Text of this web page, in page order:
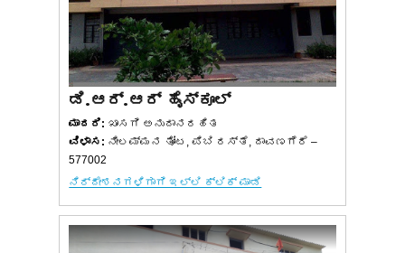
ಡಿ.ಆರ್.ಆರ್ ಹೈಸ್ಕೂಲ್
ಮಾದರಿ: ಖಾಸಗಿ ಅನುದಾನರಹಿತ
ವಿಳಾಸ: ನೀಲಮ್ಮನ ತೋಟ, ಪಿಬಿ ರಸ್ತೆ, ದಾವಣಗೆರೆ –
577002
ನಿರ್ದೇಶನಗಳಿಗಾಗಿ ಇಲ್ಲಿ ಕ್ಲಿಕ್ ಮಾಡಿ